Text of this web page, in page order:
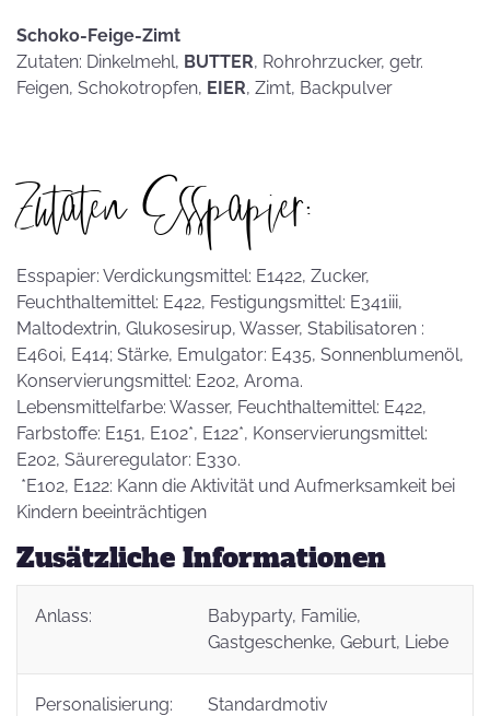
Schoko-Feige-Zimt
Zutaten: Dinkelmehl, BUTTER, Rohrohrzucker, getr.
Feigen, Schokotropfen, EIER, Zimt, Backpulver
Zutaten Esspapier:
Esspapier: Verdickungsmittel: E1422, Zucker,
Feuchthaltemittel: E422, Festigungsmittel: E341iii,
Maltodextrin, Glukosesirup, Wasser, Stabilisatoren :
E460i, E414; Stärke, Emulgator: E435, Sonnenblumenöl,
Konservierungsmittel: E202, Aroma.
Lebensmittelfarbe: Wasser, Feuchthaltemittel: E422,
Farbstoffe: E151, E102*, E122*, Konservierungsmittel:
E202, Säureregulator: E330.
*E102, E122: Kann die Aktivität und Aufmerksamkeit bei
Kindern beeinträchtigen
Zusätzliche Informationen
Anlass: Babyparty, Familie,
Gastgeschenke, Geburt, Liebe
Personalisierung: Standardmotiv